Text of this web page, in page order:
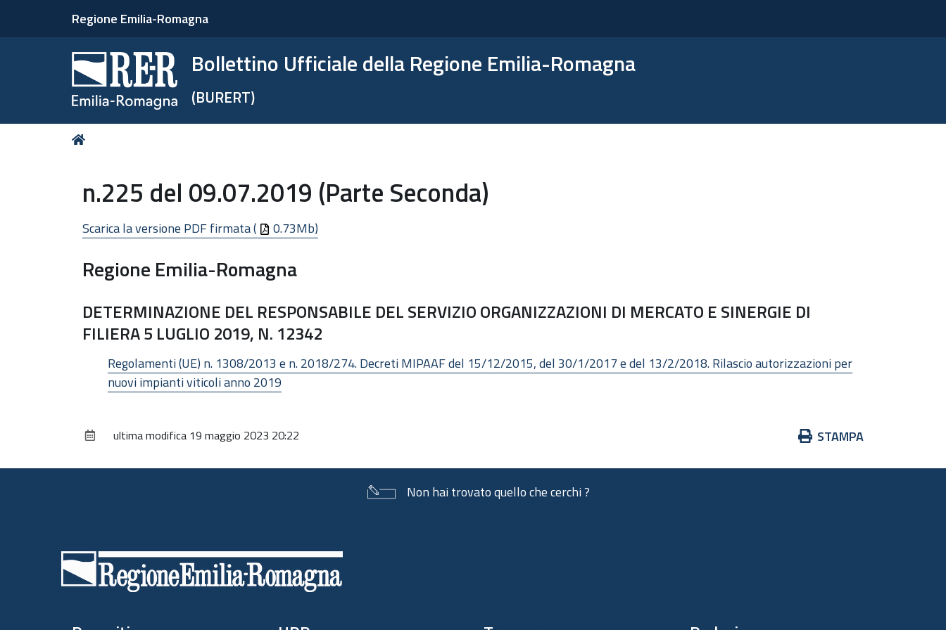
Regione Emilia-Romagna
Bollettino Ufficiale della Regione Emilia-Romagna
(BURERT)
Tu
n.225 del 09.07.2019 (Parte Seconda)
Scarica la versione PDF firmata ( 0.73Mb)
Regione Emilia-Romagna
DETERMINAZIONE DEL RESPONSABILE DEL SERVIZIO ORGANIZZAZIONI DI MERCATO E SINERGIE DI
FILIERA 5 LUGLIO 2019, N. 12342
Regolamenti (UE) n. 1308/2013 e n. 2018/274. Decreti MIPAAF del 15/12/2015, del 30/1/2017 e del 13/2/2018. Rilascio autorizzazioni per
nuovi impianti viticoli anno 2019
Azioni
documento
STAMPA
ultima modifica 19 maggio 2023 20:22
Non hai trovato quello che cerchi ?